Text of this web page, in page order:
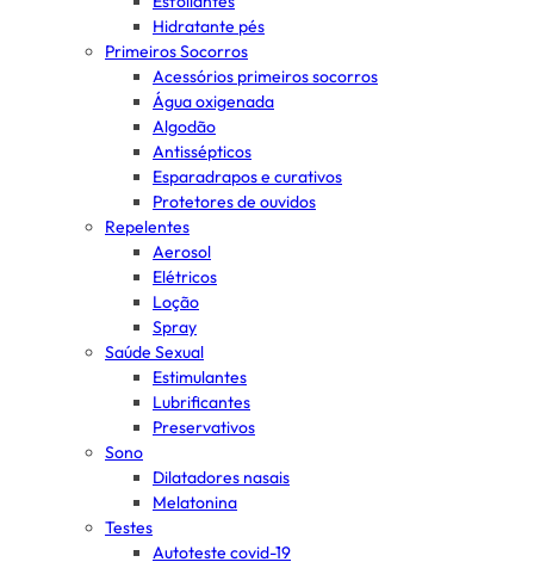
Hidratante pés
Primeiros Socorros
Acessórios primeiros socorros
Água oxigenada
Algodão
Antissépticos
Esparadrapos e curativos
Protetores de ouvidos
Repelentes
Aerosol
Elétricos
Loção
Spray
Saúde Sexual
Estimulantes
Lubrificantes
Preservativos
Sono
Dilatadores nasais
Melatonina
Testes
Autoteste covid-19